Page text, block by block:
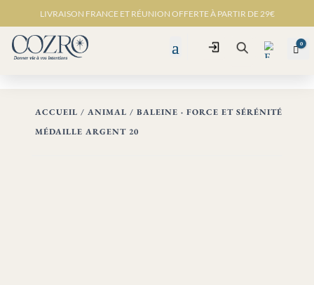
LIVRAISON FRANCE ET RÉUNION OFFERTE À PARTIR DE 29€
ConnexionRecherche
0
ACCUEIL / ANIMAL / BALEINE · FORCE ET SÉRÉNITÉ
MÉDAILLE ARGENT 20